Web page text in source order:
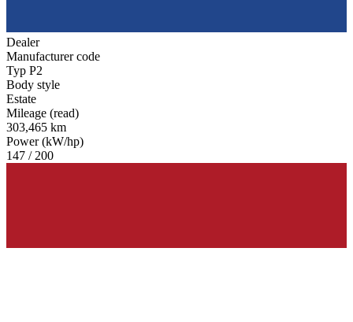
Dealer
Manufacturer code
Typ P2
Body style
Estate
Mileage (read)
303,465 km
Power (kW/hp)
147 / 200